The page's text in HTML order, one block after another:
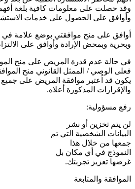
وقد حصلت على معلومات كافية بلغة
وأوافق على الحصول على خدمات
أوافق على منح موافقتي بوضع علامة في
وبحرية وبمحض الإرادة وأوافق على
في حالة عدم قدرة المريض على منح
فعلى الوصي / الممثل القانوني منح
يكون قد اُعتبر موافقة المريض على جميع
والإقرارات المذكورة أعلاه.
رفع مسؤولية:
لن يتم تخزين أو نشر
البيانات الشخصية التي تم
جمعها من خلال هذا
النموذج في أي مكان بل
غرضها تعزيز تجربتك.
الموافقة والمتابعة